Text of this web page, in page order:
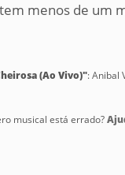
menos de um
(Ao Vivo)": Anibal
musical está errado?